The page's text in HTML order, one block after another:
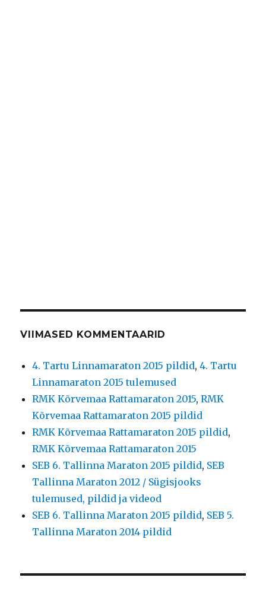
VIIMASED KOMMENTAARID
4. Tartu Linnamaraton 2015 pildid,4. Tartu
Linnamaraton 2015 tulemused
RMK Kõrvemaa Rattamaraton 2015,RMK
Kõrvemaa Rattamaraton 2015 pildid
RMK Kõrvemaa Rattamaraton 2015 pildid,
RMK Kõrvemaa Rattamaraton 2015
SEB 6. Tallinna Maraton 2015 pildid, SEB
Tallinna Maraton 2012 / Sügisjooks
tulemused, pildid ja videod
SEB 6. Tallinna Maraton 2015 pildid, SEB 5.
Tallinna Maraton 2014 pildid